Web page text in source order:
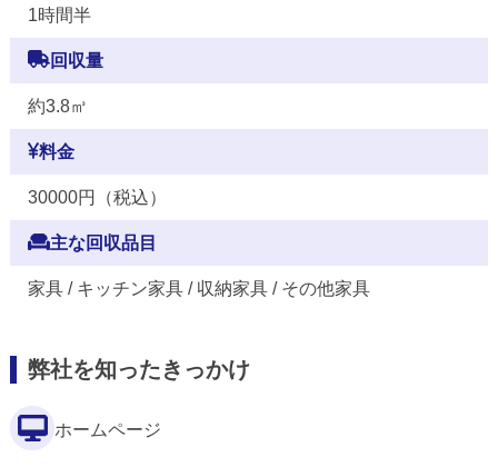
1時間半
回収量
約3.8㎥
料金
30000円（税込）
主な回収品目
家具 / キッチン家具 / 収納家具 / その他家具
弊社を知ったきっかけ
ホームページ